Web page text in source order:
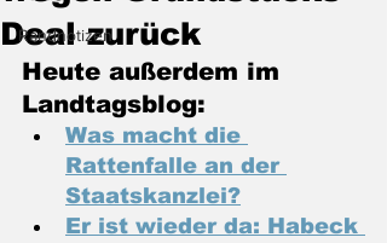
Randnotizen
Deal zurück
Heute außerdem im
Landtagsblog:
Was macht die
Rattenfalle an der
Staatskanzlei?
Er ist wieder da: Habeck